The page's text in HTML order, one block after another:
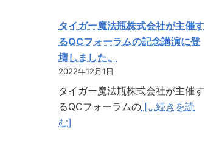
タイガー魔法瓶株式会社が主催す
るQCフォーラムの記念講演に登
壇しました。
2022年12月1日
タイガー魔法瓶株式会社が主催す
るQCフォーラムの […続きを読
む]